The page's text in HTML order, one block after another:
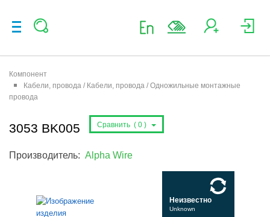
Компонент
Кабели, провода / Кабели, провода / Одножильные монтажные
провода
3053 BK005 Сравнить ( 0 )
Производитель: Alpha Wire